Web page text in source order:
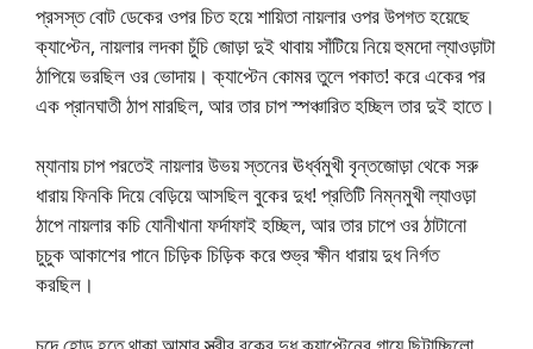
প্রসস্ত বোট ডেকের ওপর চিত হয়ে শায়িতা নায়লার ওপর উপগত হয়েছে
ক্যাপ্টেন, নায়লার লদকা চুঁচি জোড়া দুই থাবায় সাঁটিয়ে নিয়ে হুমদো ল্যাওড়াটা
ঠাপিয়ে ভরছিল ওর ভোদায়। ক্যাপ্টেন কোমর তুলে পকাত! করে একের পর
এক প্রানঘাতী ঠাপ মারছিল, আর তার চাপ স্পঞ্চারিত হচ্ছিল তার দুই হাতে।
ম্যানায় চাপ পরতেই নায়লার উভয় স্তনের ঊর্ধ্বমুখী বৃন্তজোড়া থেকে সরু
ধারায় ফিনকি দিয়ে বেড়িয়ে আসছিল বুকের দুধ! প্রতিটি নিম্নমুখী ল্যাওড়া
ঠাপে নায়লার কচি যোনীখানা ফর্দাফাই হচ্ছিল, আর তার চাপে ওর ঠাটানো
চুচুক আকাশের পানে চিড়িক চিড়িক করে শুভ্র ক্ষীন ধারায় দুধ নির্গত
করছিল।